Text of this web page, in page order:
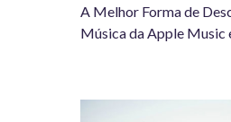
A Melhor Forma de
Música da Apple Music